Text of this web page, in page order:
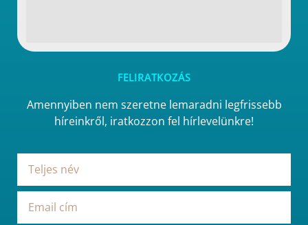
FELIRATKOZÁS
Amennyiben nem szeretne lemaradni legfrissebb
híreinkről, iratkozzon fel hírlevelünkre!